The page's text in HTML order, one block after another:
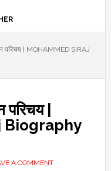
परिचय | MOHAMMED SIRAJ
परिचय |
Biography
A COMMENT